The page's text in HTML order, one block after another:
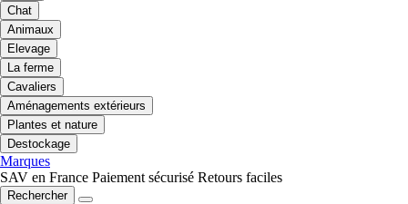
Chat
Animaux
Elevage
La ferme
Cavaliers
Aménagements extérieurs
Plantes et nature
Destockage
Marques
SAV en France Paiement sécurisé Retours faciles
Rechercher